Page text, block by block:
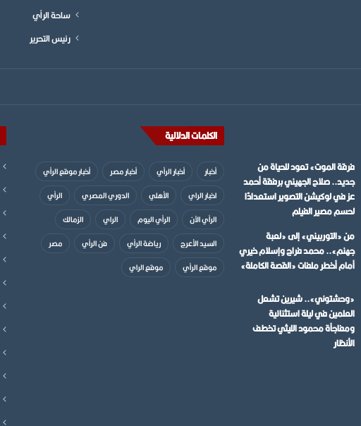
ساحة الرأي
رئيس التحرير
فرقة الموت» تعود للحياة من
جديد.. صلاح الجهيني برفقة أحمد
عز في لوكيشن التصوير استعدادًا
لحسم مصير الفيلم
من «التوربيني» إلى «لعبة
جهنم».. محمد فراج وإسلام خيري
أمام أخطر ملفات «القصة الكاملة»
«وحشتوني».. شيرين تشعل
العلمين في ليلة استثنائية
ومفاجأة محمود الليثي تخطف
الأنظار
الكلمات الدلالية
أخبار أخبار الرأي أخبار مصر
أخبار موقع الرأي
اخبار الراي
الأهلي الدوري المصري
الرأي
الرأي الآن
الرأي اليوم الراي
الزمالك
السيد الأعرج
رياضة الرأي فن الرأي
مصر
موقع الرأي
موقع الراي